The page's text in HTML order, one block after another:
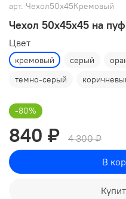
арт. Чехол50х45Кремовый
Чехол 50х45х45 на
Цвет
кремовый серый
темно-серый
-80%
840 ₽
4 300 ₽
В